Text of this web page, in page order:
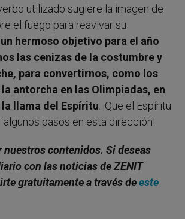
utilizado sugiere la imagen de
el fuego para reavivar su
un hermoso objetivo para el año
las cenizas de la costumbre y
para convertirnos, como los
antorcha en las Olimpiadas, en
llama del Espíritu. ¡Que el Espíritu
algunos pasos en esta dirección!
nuestros contenidos. Si deseas
con las noticias de ZENIT
gratuitamente a través deeste